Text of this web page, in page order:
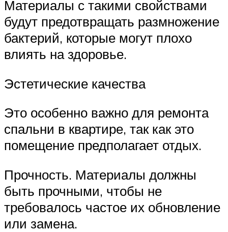
Материалы с такими свойствами
будут предотвращать размножение
бактерий, которые могут плохо
влиять на здоровье.
Эстетические качества
Это особенно важно для ремонта
спальни в квартире, так как это
помещение предполагает отдых.
Прочность. Материалы должны
быть прочными, чтобы не
требовалось частое их обновление
или замена.